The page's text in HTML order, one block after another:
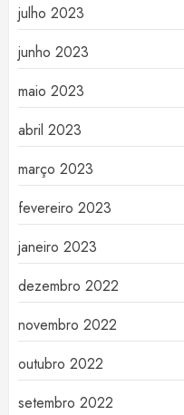
julho 2023
junho 2023
maio 2023
abril 2023
março 2023
fevereiro 2023
janeiro 2023
dezembro 2022
novembro 2022
outubro 2022
setembro 2022